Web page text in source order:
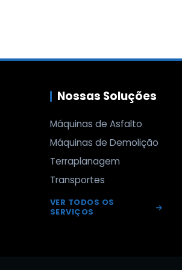
Nossas Soluções
Máquinas de Asfalto
Máquinas de Demolição
Terraplanagem
Transportes
VER TODOS OS
SERVIÇOS